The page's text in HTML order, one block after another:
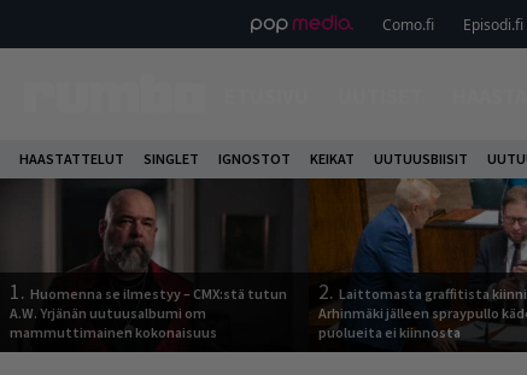
Como.fi Episodi.fi
HAASTATTELUT SINGLET IGNOSTOT KEIKAT UUTUUSBIISIT
1. Huomenna se ilmestyy – CMX:stä tutun
A.W. Yrjänän uutuusalbumi om
mammuttimainen kokonaisuus
2. Laittomasta graffitista kiinni
Arhinmäki jälleen spraypullo
puolueita ei kiinnosta